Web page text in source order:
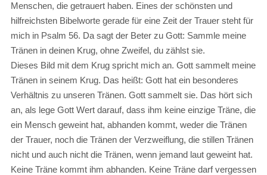
Menschen, die getrauert haben. Eines der schönsten und
hilfreichsten Bibelworte gerade für eine Zeit der Trauer steht für
mich in Psalm 56. Da sagt der Beter zu Gott: Sammle meine
Tränen in deinen Krug, ohne Zweifel, du zählst sie.
Dieses Bild mit dem Krug spricht mich an. Gott sammelt meine
Tränen in seinem Krug. Das heißt: Gott hat ein besonderes
Verhältnis zu unseren Tränen. Gott sammelt sie. Das hört sich
an, als lege Gott Wert darauf, dass ihm keine einzige Träne, die
ein Mensch geweint hat, abhanden kommt, weder die Tränen
der Trauer, noch die Tränen der Verzweiflung, die stillen Tränen
nicht und auch nicht die Tränen, wenn jemand laut geweint hat.
Keine Träne kommt ihm abhanden. Keine Träne darf vergessen